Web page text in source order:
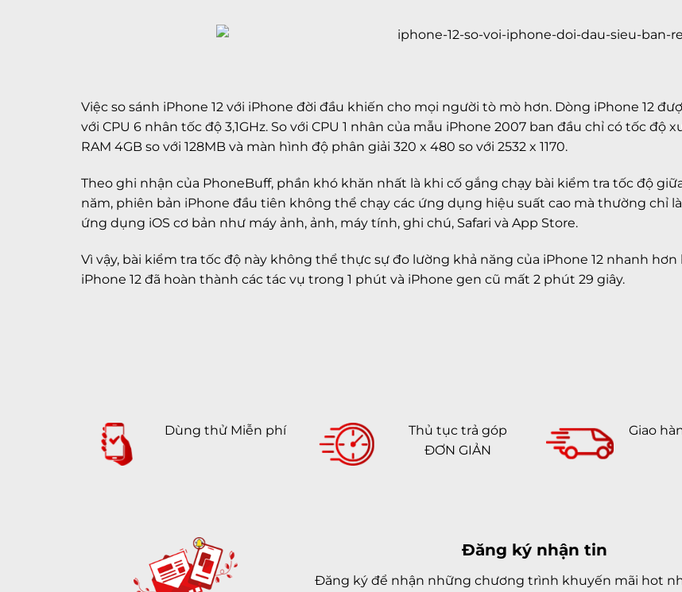
Việc so sánh iPhone 12 với iPhone đời đầu khiến cho mọi người tò mò hơn. Dòng iPhone 12
với CPU 6 nhân tốc độ 3,1GHz. So với CPU 1 nhân của mẫu iPhone 2007 ban đầu chỉ có tốc
RAM 4GB so với 128MB và màn hình độ phân giải 320 x 480 so với 2532 x 1170.
Theo ghi nhận của PhoneBuff, phần khó khăn nhất là khi cố gắng chạy bài kiểm tra tốc độ
năm, phiên bản iPhone đầu tiên không thể chạy các ứng dụng hiệu suất cao mà thường chỉ
ứng dụng iOS cơ bản như máy ảnh, ảnh, máy tính, ghi chú, Safari và App Store.
Vì vậy, bài kiểm tra tốc độ này không thể thực sự đo lường khả năng của iPhone 12 nhanh
iPhone 12 đã hoàn thành các tác vụ trong 1 phút và iPhone gen cũ mất 2 phút 29 giây.
Dùng thử Miễn phí
Thủ tục trả góp
ĐƠN GIẢN
Giao
Đăng ký nhận tin
Đăng ký để nhận những chương trình khuyến mãi hot